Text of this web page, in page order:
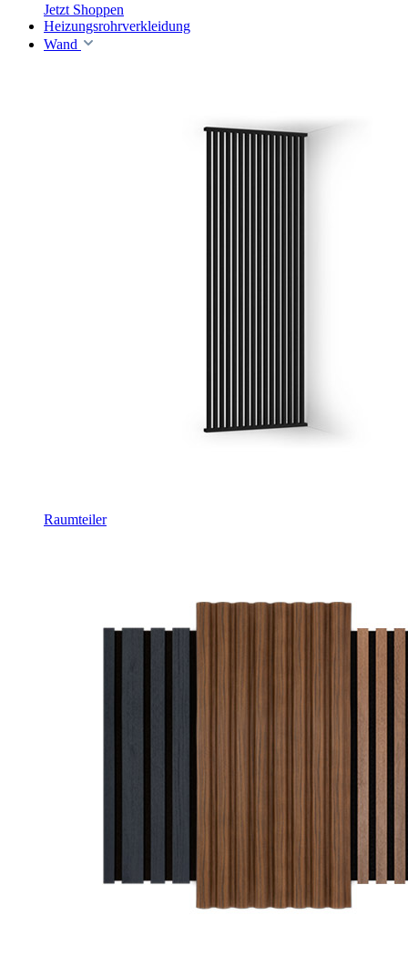
Jetzt Shoppen
Heizungsrohrverkleidung
Wand
Raumteiler